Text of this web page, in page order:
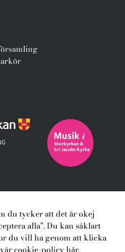
Nyheter
Kören
Integritet och kakor
Instagram
du tycker att det är okej
alla". Du kan såklart
du vill ha genom att klicka
cookie-policy här.